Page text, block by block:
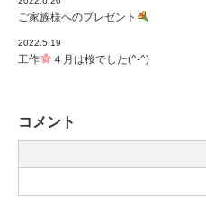
ご家族様へのプレゼント
2022.5.19
工作 ４月は桜でした(^-^)
コメント